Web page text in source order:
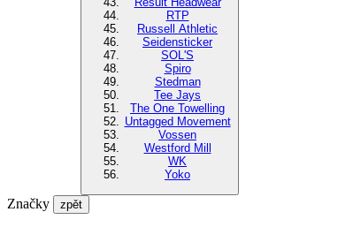
RTP
Russell Athletic
Seidensticker
SOL'S
Spiro
Stedman
Tee Jays
The One Towelling
Untagged Movement
Vossen
Westford Mill
WK
Yoko
Značky zpět